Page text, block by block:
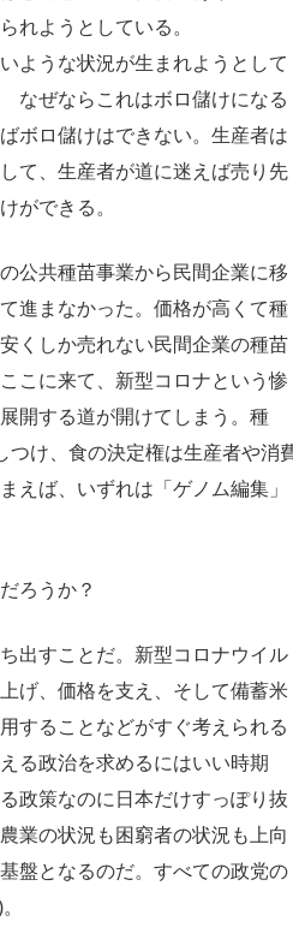
れようとしている。
ような状況が生まれようとして
なぜならこれはボロ儲けになる
ボロ儲けはできない。生産者は
て、生産者が道に迷えば売り先
ができる。
公共種苗事業から民間企業に移
進まなかった。価格が高くて種
くしか売れない民間企業の種苗
こに来て、新型コロナという惨
開する道が開けてしまう。種
つけ、食の決定権は生産者や消
えば、いずれは「ゲノム編集」
ろうか？
出すことだ。新型コロナウイル
げ、価格を支え、そして備蓄米
することなどがすぐ考えられる
る政治を求めるにはいい時期
政策なのに日本だけすっぽり抜
業の状況も困窮者の状況も上向
盤となるのだ。すべての政党の